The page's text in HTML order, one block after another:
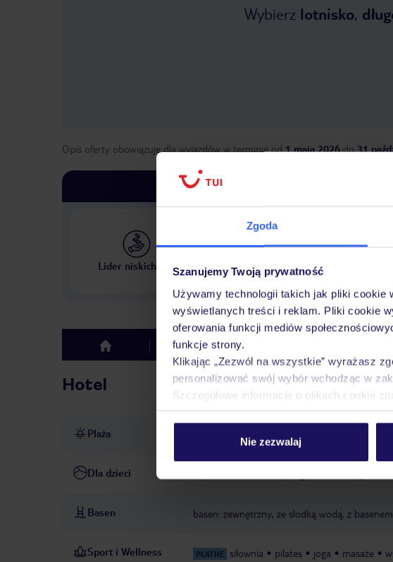
Zgoda
Szanujemy Twoją prywatność
Używamy technologii takich jak pliki cookie
wyświetlanych treści i reklam. Pliki cookie
oferowania funkcji mediów
funkcje strony.
Klikając „Zezwól na wszystkie” wyrażasz
personalizować swój wybór wchodząc w
Szczegółowe informacje o plikach cookie
Nie zezwalaj
Wybierz lotnisko,
Opis oferty obowiązuje dla wyjazdów w terminie od 1 maja 2026do31
Lider niskich cen
w Polsce
top Hotel
Hotel
Plaża ok. 200 m od plaży La Playa de La Calera
Dla dzieci
Basen basen: zewnętrzny, ze słodką wodą, z
Sport i Wellness PŁATNE siłownia pilates joga masaże